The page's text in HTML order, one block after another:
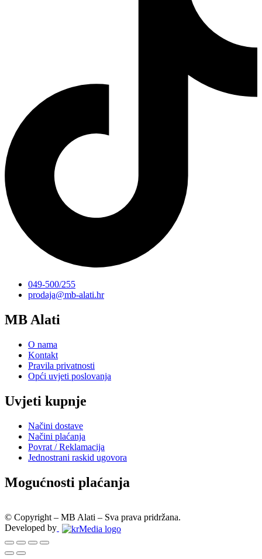
049-500/255
prodaja@mb-alati.hr
MB Alati
O nama
Kontakt
Pravila privatnosti
Opći uvjeti poslovanja
Uvjeti kupnje
Načini dostave
Načini plaćanja
Povrat / Reklamacija
Jednostrani raskid ugovora
Mogućnosti plaćanja
© Copyright – MB Alati – Sva prava pridržana.
Developed by